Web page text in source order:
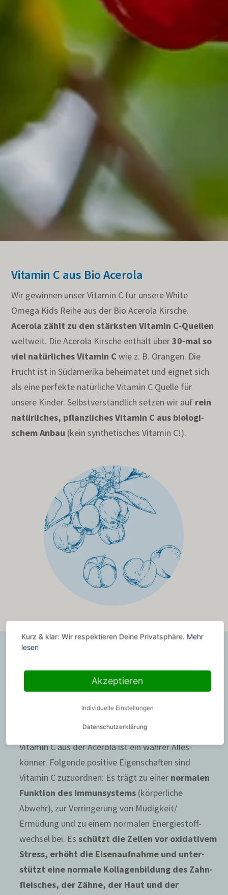
Vitamin C aus Bio Acerola
Wir gewinnen unser Vitamin C für unsere White
Omega Kids Reihe aus der Bio Acerola Kirsche.
Acerola zählt zu den stärksten Vitamin C‑Quellen
weltweit. Die Acerola Kirsche enthält über30-mal so
viel natür­li­ches Vitamin C wie z. B. Orangen. Die
Frucht ist in Südame­rika behei­matet und eignet sich
als eine perfekte natür­liche Vitamin C Quelle für
unsere Kinder. Selbst­ver­ständ­lich setzen wir auf rein
natür­li­ches, pflanz­li­ches Vitamin C aus biolo­gi­
schem Anbau (kein synthe­ti­sches Vitamin C!).
Ener­gie­stoff­wechsel*
Vitamin C aus der Acerola ist ein wahrer Alles­
könner. Folgende positive Eigen­schaften sind
Vitamin C zuzu­ordnen: Es trägt zu einer normalen
Funktion des Immun­sys­tems(körper­liche
Abwehr), zur Verrin­ge­rung von Müdigkeit/
Ermüdung und zu einem normalen Ener­gie­stoff­
wechsel bei. Es schützt die Zellen vor oxida­tivem
Stress, erhöht die Eisen­auf­nahme und unter­
stützt eine normale Kolla­gen­bil­dung des Zahn­
fleisches, der Zähne, der Haut und der
Kurz & klar: Wir respektieren Deine Privatsphäre. Mehr
lesen
Akzeptieren
Individuelle Einstellungen
Datenschutzerklärung